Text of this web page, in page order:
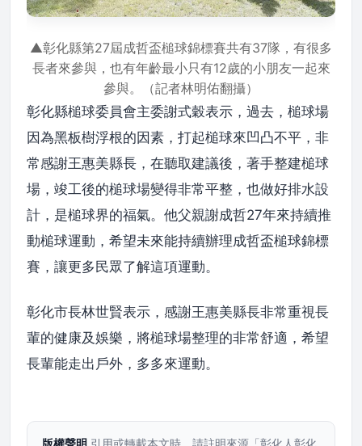
▲彰化縣第27屆成哲盃槌球錦標賽共有37隊，有很多
長者來參與，也有年齡最小只有12歲的小朋友一起來
參與。（記者林明佑翻攝）
彰化縣槌球委員會主委謝式穀表示，過去，槌球場
因為黑板樹浮根的因素，打起槌球來凹凸不平，非
常感謝王惠美縣長，在聽取建議後，著手整建槌球
場，竣工後的槌球場變得非常平整，也做好排水設
計，是槌球界的福氣。他父親謝成哲27年來持續推
動槌球運動，希望未來能持續辦理成哲盃槌球錦標
賽，讓更多民眾了解這項運動。
彰化市長林世賢表示，感謝王惠美縣長非常重視長
輩的健康及娛樂，將槌球場整理的非常舒適，希望
長輩能走出戶外，多多來運動。